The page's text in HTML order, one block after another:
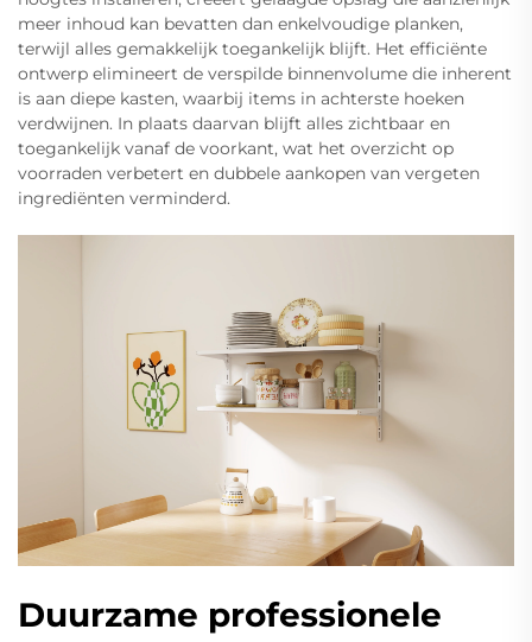
meer inhoud kan bevatten dan enkelvoudige planken,
terwijl alles gemakkelijk toegankelijk blijft. Het efficiënte
ontwerp elimineert de verspilde binnenvolume die inherent
is aan diepe kasten, waarbij items in achterste hoeken
verdwijnen. In plaats daarvan blijft alles zichtbaar en
toegankelijk vanaf de voorkant, wat het overzicht op
voorraden verbetert en dubbele aankopen van vergeten
ingrediënten verminderd.
Duurzame professionele